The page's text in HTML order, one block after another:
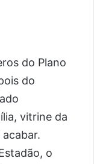
do Plano
do
vitrine da
o